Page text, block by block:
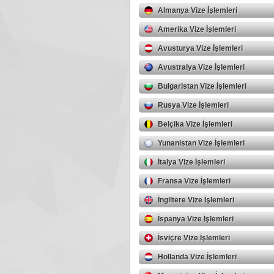
Almanya Vize İşlemleri
Amerika Vize İşlemleri
Avusturya Vize İşlemleri
Avustralya Vize İşlemleri
Bulgaristan Vize İşlemleri
Rusya Vize İşlemleri
Belçika Vize İşlemleri
Yunanistan Vize İşlemleri
İtalya Vize İşlemleri
Fransa Vize İşlemleri
İngiltere Vize İşlemleri
İspanya Vize İşlemleri
İsviçre Vize İşlemleri
Hollanda Vize İşlemleri